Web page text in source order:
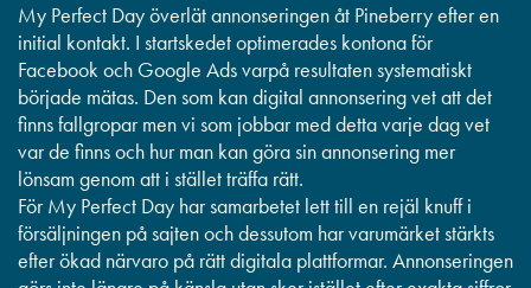
My Perfect Day överlät annonseringen åt Pineberry efter en
initial kontakt. I startskedet optimerades kontona för
Facebook och Google Ads varpå resultaten systematiskt
började mätas. Den som kan digital annonsering vet att det
finns fallgropar men vi som jobbar med detta varje dag vet
var de finns och hur man kan göra sin annonsering mer
lönsam genom att i stället träffa rätt.
För My Perfect Day har samarbetet lett till en rejäl knuff i
försäljningen på sajten och dessutom har varumärket stärkts
efter ökad närvaro på rätt digitala plattformar. Annonseringen